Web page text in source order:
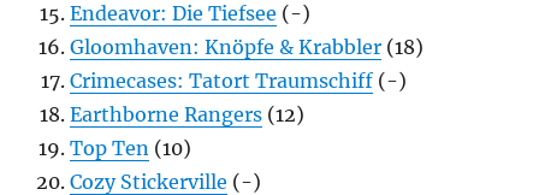
Endeavor: Die Tiefsee (-)
Gloomhaven: Knöpfe & Krabbler (18)
Crimecases: Tatort Traumschiff (-)
Earthborne Rangers (12)
Top Ten (10)
Cozy Stickerville (-)